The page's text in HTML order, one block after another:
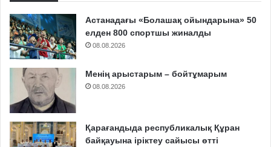
Астанадағы «Болашақ ойындарына» 50
елден 800 спортшы жиналды
08.08.2026
Менің арыстарым – бойтұмарым
08.08.2026
Қарағандыда республикалық Құран
байқауына іріктеу сайысы өтті